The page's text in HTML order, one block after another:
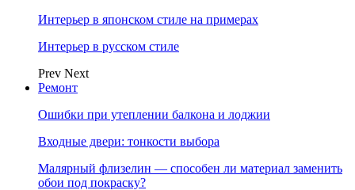
Интерьер в японском стиле на примерах
Интерьер в русском стиле
Prev Next
Ремонт
Ошибки при утеплении балкона и лоджии
Входные двери: тонкости выбора
Малярный флизелин — способен ли материал заменить
обои под покраску?